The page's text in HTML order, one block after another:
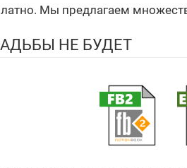
Мы предлагаем
НЕ БУДЕТ